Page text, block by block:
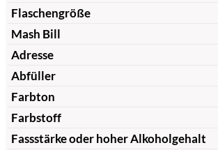
Flaschengröße
Mash Bill
Adresse
Abfüller
Farbton
Farbstoff
Fassstärke oder hoher Alkoholgehalt